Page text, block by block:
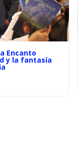
Encanto
y la fantasía